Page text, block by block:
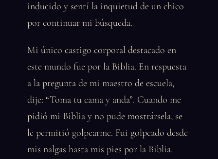
inducido y sentí la inquietud de un chico
por continuar mi búsqueda.
Mi único castigo corporal destacado en
este mundo fue por la Biblia. En respuesta
a la pregunta de mi maestro de escuela,
dije: “Toma tu cama y anda”. Cuando me
pidió mi Biblia y no pude mostrársela, se
le permitió golpearme. Fui golpeado desde
mis nalgas hasta mis pies por la Biblia.